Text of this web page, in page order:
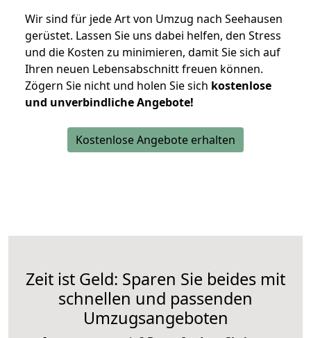
Wir sind für jede Art von Umzug nach Seehausen
gerüstet. Lassen Sie uns dabei helfen, den Stress
und die Kosten zu minimieren, damit Sie sich auf
Ihren neuen Lebensabschnitt freuen können.
Zögern Sie nicht und holen Sie sich kostenlose
und unverbindliche Angebote!
Kostenlose Angebote erhalten
Zeit ist Geld: Sparen Sie beides mit
schnellen und passenden
Umzugsangeboten